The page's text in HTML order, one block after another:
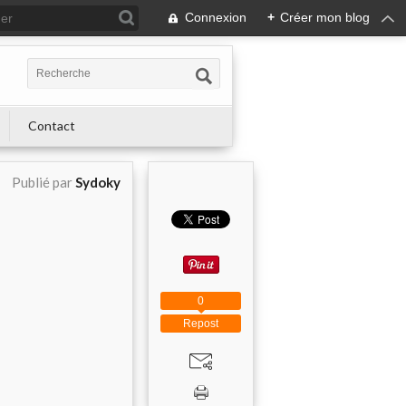
Connexion + Créer mon blog
Contact
Publié parSydoky
Repost
0